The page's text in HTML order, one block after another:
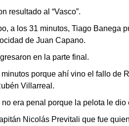
resultado al “Vasco”.
a los 31 minutos, Tiago Banega
de Juan Capano.
en la parte final.
porque ahí vino el fallo de
Villarreal.
era penal porque la pelota le dio
Nicolás Previtali que fue